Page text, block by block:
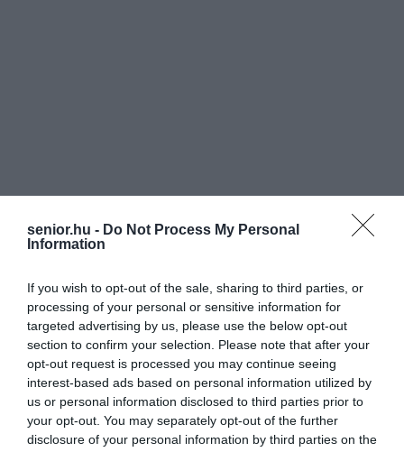
senior.hu - Do Not Process My Personal
Information
If you wish to opt-out of the sale, sharing to third parties, or
processing of your personal or sensitive information for
targeted advertising by us, please use the below opt-out
section to confirm your selection. Please note that after your
opt-out request is processed you may continue seeing
interest-based ads based on personal information utilized by
us or personal information disclosed to third parties prior to
your opt-out. You may separately opt-out of the further
disclosure of your personal information by third parties on the